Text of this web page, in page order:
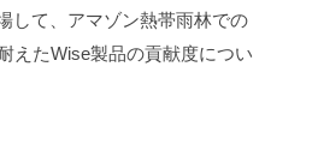
して、アマゾン熱帯雨林での
えたWise製品の貢献度につい